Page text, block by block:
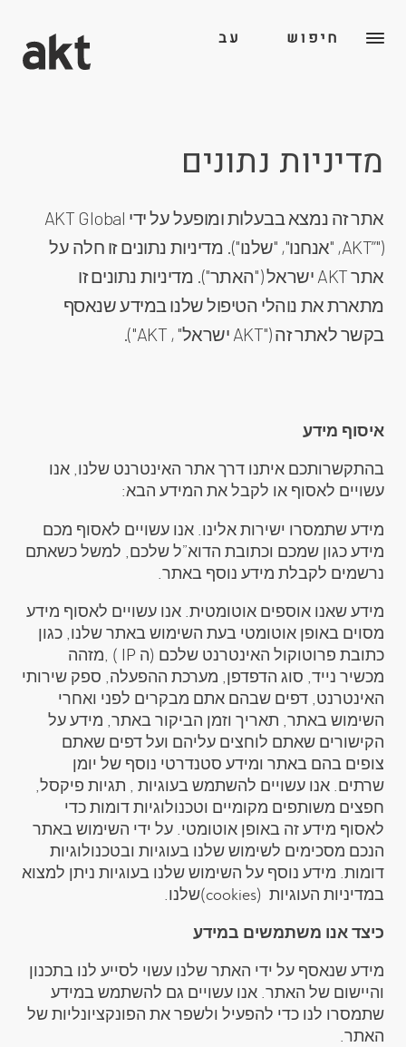
חיפוש עב
מדיניות נתונים
אתר זה נמצא בבעלות ומופעל על ידי AKT Global
("”AKT, "אנחנו", "שלנו"). מדיניות נתונים זו חלה על
אתר AKT ישראל ("האתר"). מדיניות נתונים זו
מתארת את נוהלי הטיפול שלנו במידע שנאסף
בקשר לאתר זה ("AKT ישראל" , AKT").
איסוף מידע
בהתקשרותכם איתנו דרך אתר האינטרנט שלנו, אנו
עשויים לאסוף או לקבל את המידע הבא:
מידע שתמסרו ישירות אלינו. אנו עשויים לאסוף מכם
מידע כגון שמכם וכתובת הדוא”ל שלכם, למשל כשאתם
נרשמים לקבלת מידע נוסף באתר.
מידע שאנו אוספים אוטומטית. אנו עשויים לאסוף מידע
מסוים באופן אוטומטי בעת השימוש באתר שלנו, כגון
כתובת פרוטוקול האינטרנט שלכם (ה IP ) ,מזהה
מכשיר נייד, סוג הדפדפן, מערכת ההפעלה, ספק שירותי
האינטרנט, דפים שבהם אתם מבקרים לפני ואחרי
השימוש באתר, תאריך וזמן הביקור באתר, מידע על
הקישורים שאתם לוחצים עליהם ועל דפים שאתם
צופים בהם באתר ומידע סטנדרטי נוסף של יומן
שרתים. אנו עשויים להשתמש בעוגיות , תגיות פיקסל,
חפצים משותפים מקומיים וטכנולוגיות דומות כדי
לאסוף מידע זה באופן אוטומטי. על ידי השימוש באתר
הנכם מסכימים לשימוש שלנו בעוגיות ובטכנולוגיות
דומות. מידע נוסף על השימוש שלנו בעוגיות ניתן למצוא
במדיניות העוגיות (cookies)שלנו.
כיצד אנו משתמשים במידע
מידע שנאסף על ידי האתר שלנו עשוי לסייע לנו בתכנון
והיישום של האתר. אנו עשויים גם להשתמש במידע
שתמסרו לנו כדי להפעיל ולשפר את הפונקציונליות של
האתר.